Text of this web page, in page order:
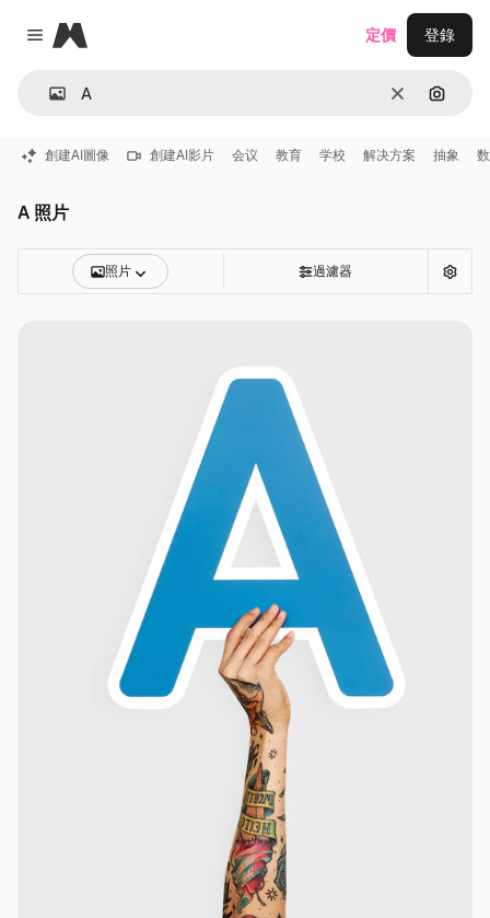
Close menu
Magnific
清除 通過圖
定價 登錄
創建AI圖像 創建AI影片 会议 教育 学校 解决方案 抽象
A 照片
照片 過濾器